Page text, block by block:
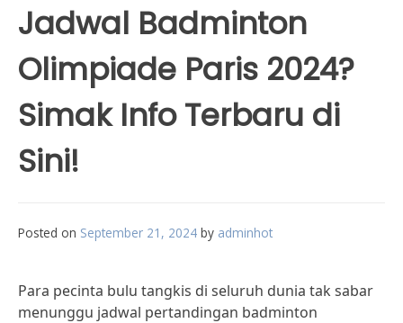
Jadwal Badminton
Olimpiade Paris 2024?
Simak Info Terbaru di
Sini!
Posted on September 21, 2024 by adminhot
Para pecinta bulu tangkis di seluruh dunia tak sabar
menunggu jadwal pertandingan badminton